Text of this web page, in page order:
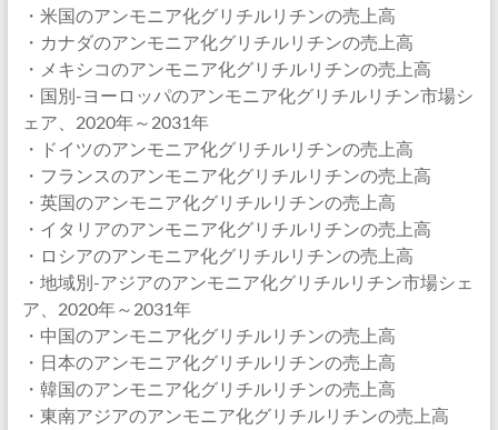
・米国のアンモニア化グリチルリチンの売上高
・カナダのアンモニア化グリチルリチンの売上高
・メキシコのアンモニア化グリチルリチンの売上高
・国別-ヨーロッパのアンモニア化グリチルリチン市場シ
ェア、2020年～2031年
・ドイツのアンモニア化グリチルリチンの売上高
・フランスのアンモニア化グリチルリチンの売上高
・英国のアンモニア化グリチルリチンの売上高
・イタリアのアンモニア化グリチルリチンの売上高
・ロシアのアンモニア化グリチルリチンの売上高
・地域別-アジアのアンモニア化グリチルリチン市場シェ
ア、2020年～2031年
・中国のアンモニア化グリチルリチンの売上高
・日本のアンモニア化グリチルリチンの売上高
・韓国のアンモニア化グリチルリチンの売上高
・東南アジアのアンモニア化グリチルリチンの売上高